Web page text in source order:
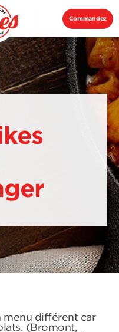
Commandez
menu différent car
(Bromont,